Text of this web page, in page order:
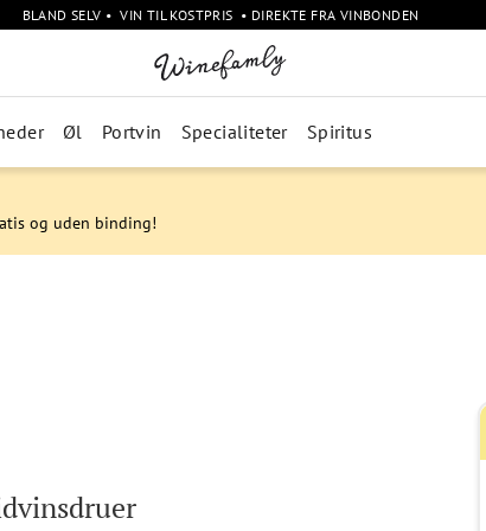
BLAND SELV • VIN TIL KOSTPRIS • DIREKTE FRA VINBONDEN
Øl Portvin Specialiteter Spiritus
og uden binding!